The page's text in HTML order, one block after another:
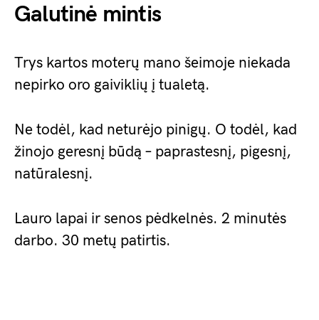
Galutinė mintis
Trys kartos moterų mano šeimoje niekada
nepirko oro gaiviklių į tualetą.
Ne todėl, kad neturėjo pinigų. O todėl, kad
žinojo geresnį būdą – paprastesnį, pigesnį,
natūralesnį.
Lauro lapai ir senos pėdkelnės. 2 minutės
darbo. 30 metų patirtis.